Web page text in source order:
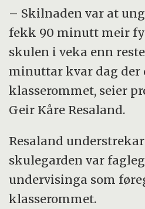
– Skilnaden var at
fekk 90 minutt meir
skulen i veka enn
minuttar kvar dag der
klasserommet, seier
Geir Kåre Resaland.
Resaland
skulegarden var
undervisinga som
klasserommet.